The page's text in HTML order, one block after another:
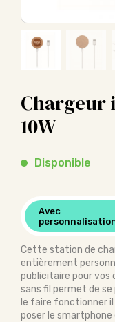
Chargeur
10W
Disponible
Avec
Cette station de
entièrement
publicitaire pour vos
sans fil permet de
le faire fonctionner
poser le